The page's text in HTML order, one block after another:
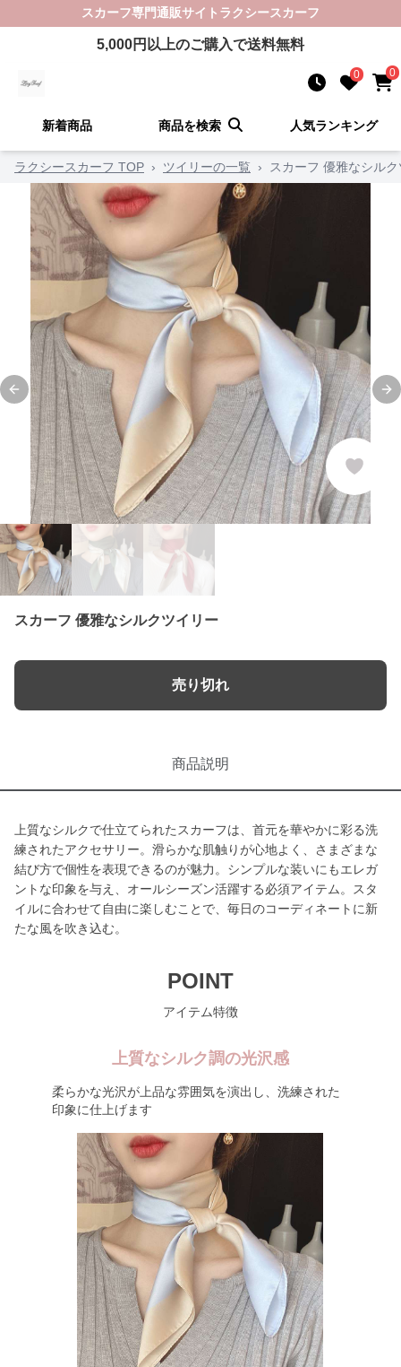
スカーフ専門通販サイト ラクシースカーフ
5,000円以上のご購入で送料無料
0 0
新着商品 商品を検索 人気ランキング
ラクシースカーフ TOP › ツイリーの一覧 › スカーフ 優雅なシル
Previous slide
スカーフ 優雅なシルクツイリー
売り切れ
商品説明
上質なシルクで仕立てられたスカーフは、首元を華やかに彩る洗
練されたアクセサリー。滑らかな肌触りが心地よく、さまざまな
結び方で個性を表現できるのが魅力。シンプルな装いにもエレガ
ントな印象を与え、オールシーズン活躍する必須アイテム。スタ
イルに合わせて自由に楽しむことで、毎日のコーディネートに新
たな風を吹き込む。
POINT
アイテム特徴
上質なシルク調の光沢感
柔らかな光沢が上品な雰囲気を演出し、洗練された
印象に仕上げます